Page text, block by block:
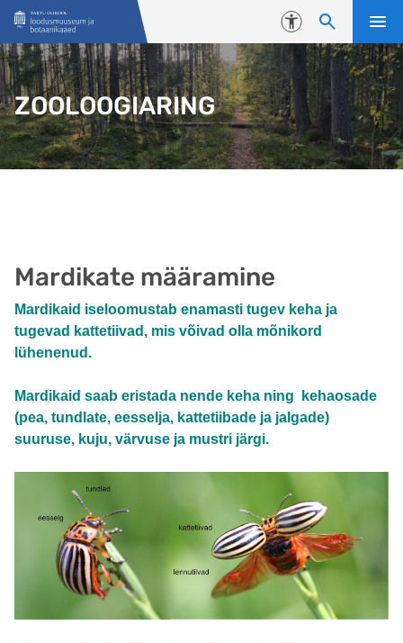
Liigu edasi põhisisu juurde
Juurdepääsetavus
ZOOLOOGIARING
Mardikate määramine
Mardikaid iseloomustab enamasti tugev keha ja
tugevad kattetiivad, mis võivad olla mõnikord
lühenenud.
Mardikaid saab eristada nende keha ning kehaosade
(pea, tundlate, eesselja, kattetiibade ja jalgade)
suuruse, kuju, värvuse ja mustri järgi.